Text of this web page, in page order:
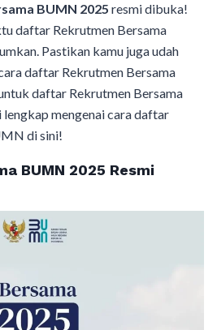
BUMN 2025 resmi dibuka!
daftar Rekrutmen Bersama
Pastikan kamu juga udah
daftar Rekrutmen Bersama
daftar Rekrutmen Bersama
mengenai cara daftar
di sini!
BUMN 2025 Resmi